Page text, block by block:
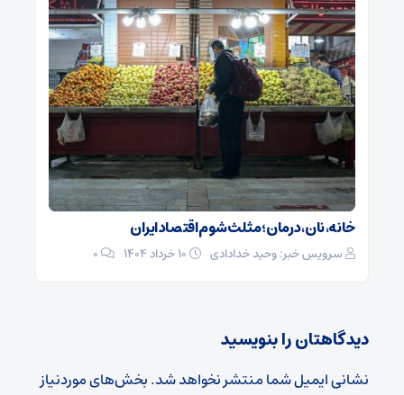
خانه، نان، درمان؛ مثلث شوم اقتصاد ایران
سرویس خبر: وحید خدادادی 0
دیدگاهتان را بنویسید
نشانی ایمیل شما منتشر نخواهد شد.بخش‌های موردنیاز